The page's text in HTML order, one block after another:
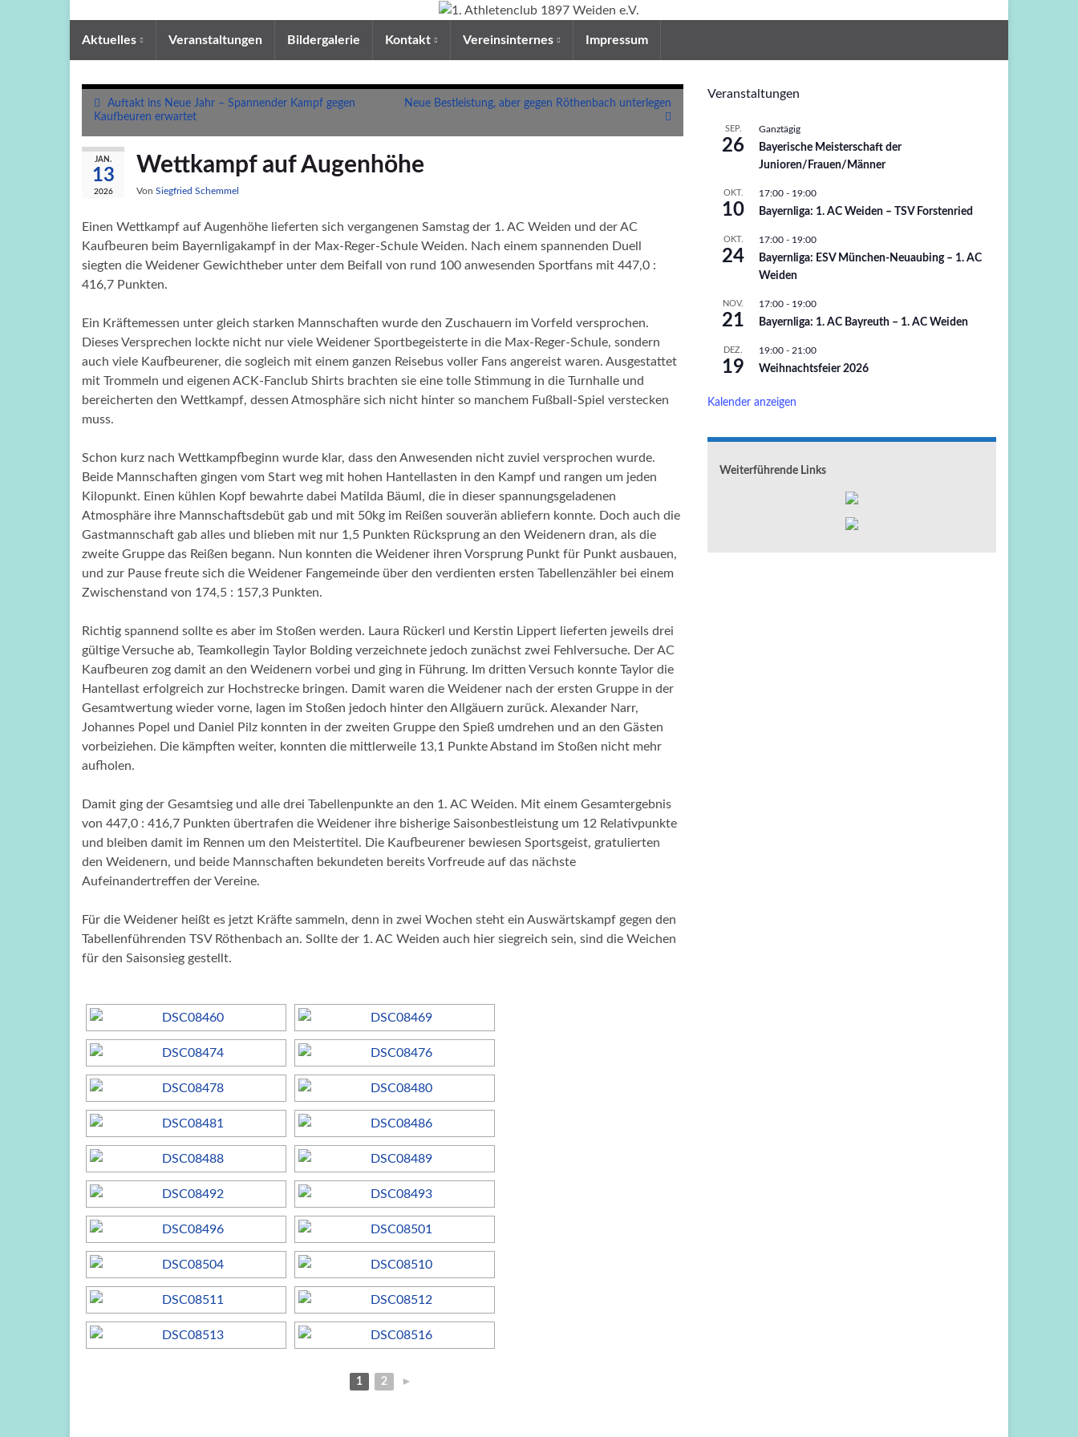
Aktuelles Veranstaltungen Bildergalerie Kontakt Vereinsinternes Impressum
Auftakt ins Neue Jahr – Spannender Kampf gegen
Kaufbeuren erwartet
Neue Bestleistung, aber gegen Röthenbach unterlegen
JAN.
13
2026
Wettkampf auf Augenhöhe
Von Siegfried Schemmel
Einen Wettkampf auf Augenhöhe lieferten sich vergangenen Samstag der 1. AC Weiden und der AC
Kaufbeuren beim Bayernligakampf in der Max-Reger-Schule Weiden. Nach einem spannenden Duell
siegten die Weidener Gewichtheber unter dem Beifall von rund 100 anwesenden Sportfans mit 447,0 :
416,7 Punkten.
Ein Kräftemessen unter gleich starken Mannschaften wurde den Zuschauern im Vorfeld versprochen.
Dieses Versprechen lockte nicht nur viele Weidener Sportbegeisterte in die Max-Reger-Schule, sondern
auch viele Kaufbeurener, die sogleich mit einem ganzen Reisebus voller Fans angereist waren. Ausgestattet
mit Trommeln und eigenen ACK-Fanclub Shirts brachten sie eine tolle Stimmung in die Turnhalle und
bereicherten den Wettkampf, dessen Atmosphäre sich nicht hinter so manchem Fußball-Spiel verstecken
muss.
Schon kurz nach Wettkampfbeginn wurde klar, dass den Anwesenden nicht zuviel versprochen wurde.
Beide Mannschaften gingen vom Start weg mit hohen Hantellasten in den Kampf und rangen um jeden
Kilopunkt. Einen kühlen Kopf bewahrte dabei Matilda Bäuml, die in dieser spannungsgeladenen
Atmosphäre ihre Mannschaftsdebüt gab und mit 50kg im Reißen souverän abliefern konnte. Doch auch die
Gastmannschaft gab alles und blieben mit nur 1,5 Punkten Rücksprung an den Weidenern dran, als die
zweite Gruppe das Reißen begann. Nun konnten die Weidener ihren Vorsprung Punkt für Punkt ausbauen,
und zur Pause freute sich die Weidener Fangemeinde über den verdienten ersten Tabellenzähler bei einem
Zwischenstand von 174,5 : 157,3 Punkten.
Richtig spannend sollte es aber im Stoßen werden. Laura Rückerl und Kerstin Lippert lieferten jeweils drei
gültige Versuche ab, Teamkollegin Taylor Bolding verzeichnete jedoch zunächst zwei Fehlversuche. Der AC
Kaufbeuren zog damit an den Weidenern vorbei und ging in Führung. Im dritten Versuch konnte Taylor die
Hantellast erfolgreich zur Hochstrecke bringen. Damit waren die Weidener nach der ersten Gruppe in der
Gesamtwertung wieder vorne, lagen im Stoßen jedoch hinter den Allgäuern zurück. Alexander Narr,
Johannes Popel und Daniel Pilz konnten in der zweiten Gruppe den Spieß umdrehen und an den Gästen
vorbeiziehen. Die kämpften weiter, konnten die mittlerweile 13,1 Punkte Abstand im Stoßen nicht mehr
aufholen.
Damit ging der Gesamtsieg und alle drei Tabellenpunkte an den 1. AC Weiden. Mit einem Gesamtergebnis
von 447,0 : 416,7 Punkten übertrafen die Weidener ihre bisherige Saisonbestleistung um 12 Relativpunkte
und bleiben damit im Rennen um den Meistertitel. Die Kaufbeurener bewiesen Sportsgeist, gratulierten
den Weidenern, und beide Mannschaften bekundeten bereits Vorfreude auf das nächste
Aufeinandertreffen der Vereine.
Für die Weidener heißt es jetzt Kräfte sammeln, denn in zwei Wochen steht ein Auswärtskampf gegen den
Tabellenführenden TSV Röthenbach an. Sollte der 1. AC Weiden auch hier siegreich sein, sind die Weichen
für den Saisonsieg gestellt.
1 2 ►
Veranstaltungen
SEP.
26
Ganztägig
Bayerische Meisterschaft der
Junioren/Frauen/Männer
OKT.
10
17:00 - 19:00
Bayernliga: 1. AC Weiden – TSV Forstenried
OKT.
24
17:00 - 19:00
Bayernliga: ESV München-Neuaubing – 1. AC
Weiden
NOV.
21
17:00 - 19:00
Bayernliga: 1. AC Bayreuth – 1. AC Weiden
DEZ.
19
19:00 - 21:00
Weihnachtsfeier 2026
Kalender anzeigen
Weiterführende Links